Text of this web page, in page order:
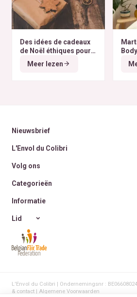
Des idées de cadeaux
de Noël éthiques pour
tous les budgets
Meer lezen
Nieuwsbrief
L'Envol du Colibri
Volg ons
Categorieën
Informatie
Lid
L'Envol du Colibri | Ondernemingsnr :
& contact | Algemene Voorwaarden